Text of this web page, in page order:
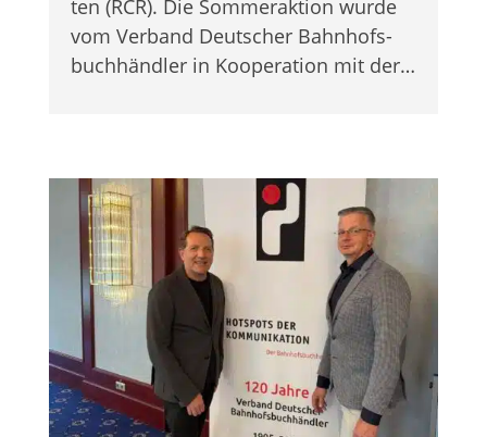
ten (RCR). Die Som­mer­ak­tion wurde
vom Ver­band Deut­scher Bahnhofs­
buchhändler in Koope­ra­tion mit der…